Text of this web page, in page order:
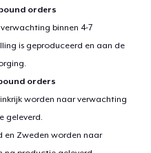
orders
binnen 4-7
is geproduceerd en aan de
orders
worden naar verwachting
geleverd.
en Zweden worden naar